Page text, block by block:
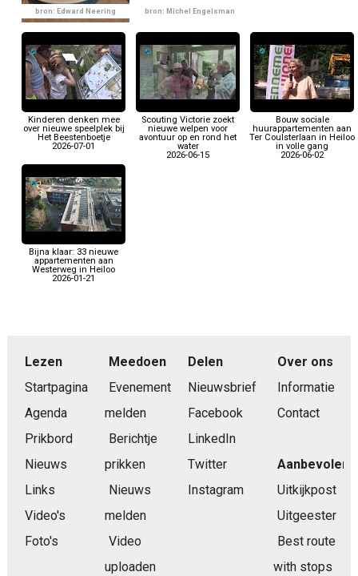
bron: Edward Neering bron: Michel Engelsman
Kinderen denken mee
over nieuwe speelplek bij
Het Beestenboetje
2026-07-01
Scouting Victorie zoekt
nieuwe welpen voor
avontuur op en rond het
water
2026-06-15
Bouw sociale
huurappartementen aan
Ter Coulsterlaan in Heiloo
in volle gang
2026-06-02
Bijna klaar: 33 nieuwe
appartementen aan
Westerweg in Heiloo
2026-01-21
Lezen
Startpagina
Agenda
Prikbord
Nieuws
Links
Video's
Foto's
Meedoen
Evenement
melden
Berichtje
prikken
Nieuws
melden
Video
uploaden
Delen
Nieuwsbrief
Facebook
LinkedIn
Twitter
Instagram
Over ons
Informatie
Contact
Aanbevolen
Uitkijkpost
Uitgeester
Best route
with stops